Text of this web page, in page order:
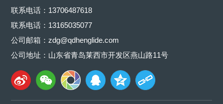
联系电话： 13706487618
联系电话： 13165035077
公司邮箱：zdg@qdhenglide.com
公司地址：山东省青岛莱西市开发区燕山路11号